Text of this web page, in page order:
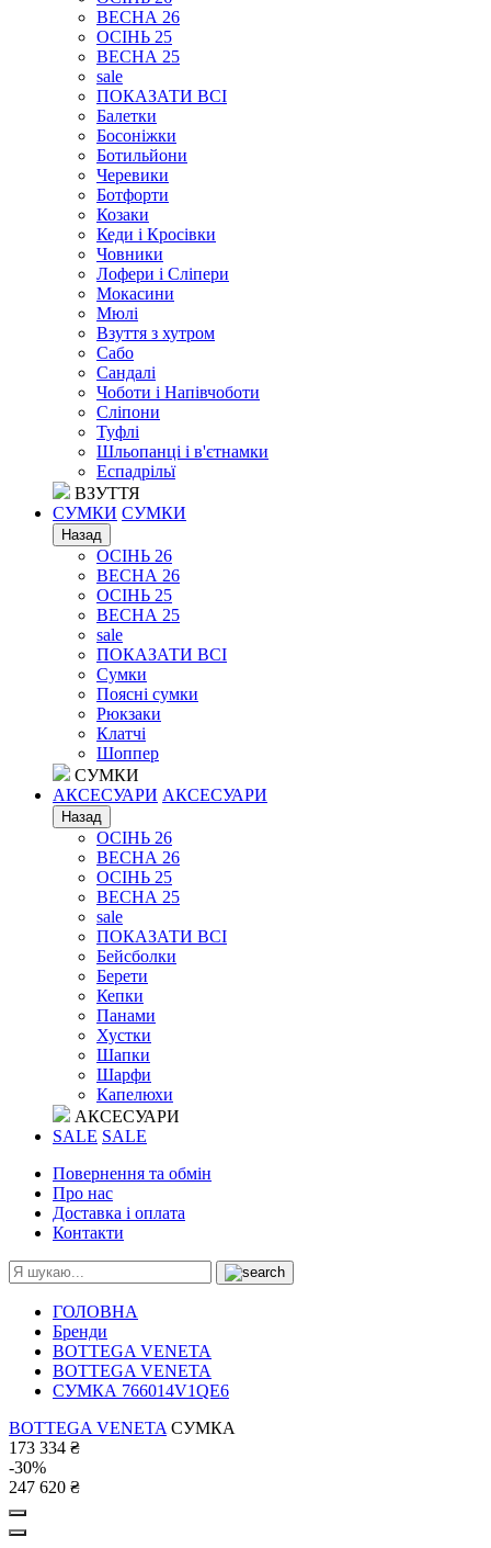
ВЕСНА 26
ОСІНЬ 25
ВЕСНА 25
sale
ПОКАЗАТИ ВСІ
Балетки
Босоніжки
Ботильйони
Черевики
Ботфорти
Козаки
Кеди і Кросівки
Човники
Лофери і Сліпери
Мокасини
Мюлі
Взуття з хутром
Сабо
Сандалі
Чоботи і Напівчоботи
Сліпони
Туфлі
Шльопанці і в'єтнамки
Еспадрільї
ВЗУТТЯ
СУМКИ СУМКИ
Назад
ОСІНЬ 26
ВЕСНА 26
ОСІНЬ 25
ВЕСНА 25
sale
ПОКАЗАТИ ВСІ
Сумки
Поясні сумки
Рюкзаки
Клатчі
Шоппер
СУМКИ
АКСЕСУАРИ АКСЕСУАРИ
Назад
ОСІНЬ 26
ВЕСНА 26
ОСІНЬ 25
ВЕСНА 25
sale
ПОКАЗАТИ ВСІ
Бейсболки
Берети
Кепки
Панами
Хустки
Шапки
Шарфи
Капелюхи
АКСЕСУАРИ
SALE SALE
Повернення та обмін
Про нас
Доставка і оплата
Контакти
ГОЛОВНА
Бренди
BOTTEGA VENETA
BOTTEGA VENETA
СУМКА 766014V1QE6
BOTTEGA VENETA СУМКА
173 334 ₴
-30%
247 620 ₴